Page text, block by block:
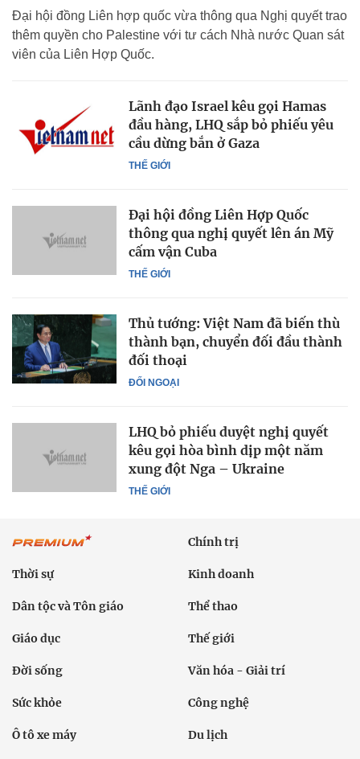
Đại hội đồng Liên hợp quốc vừa thông qua Nghị quyết trao
thêm quyền cho Palestine với tư cách Nhà nước Quan sát
viên của Liên Hợp Quốc.
THẾ GIỚI
Lãnh đạo Israel kêu gọi Hamas
đầu hàng, LHQ sắp bỏ phiếu yêu
cầu dừng bắn ở Gaza
THẾ GIỚI
Đại hội đồng Liên Hợp Quốc
thông qua nghị quyết lên án Mỹ
cấm vận Cuba
ĐỐI NGOẠI
Thủ tướng: Việt Nam đã biến thù
thành bạn, chuyển đối đầu thành
đối thoại
THẾ GIỚI
LHQ bỏ phiếu duyệt nghị quyết
kêu gọi hòa bình dịp một năm
xung đột Nga – Ukraine
Chính trị
Thời sự Kinh doanh
Dân tộc và Tôn giáo Thể thao
Giáo dục Thế giới
Đời sống Văn hóa - Giải trí
Sức khỏe Công nghệ
Ô tô xe máy Du lịch